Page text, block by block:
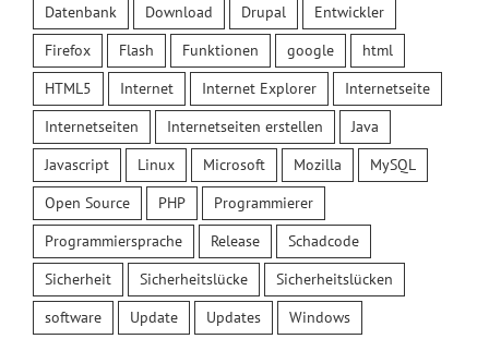
Datenbank
Download Drupal
Entwickler
Firefox
Flash Funktionen google
html
HTML5
Internet Internet Explorer
Internetseite
Internetseiten
Internetseiten erstellen
Java
Javascript
Linux Microsoft Mozilla
MySQL
Open Source
PHP
Programmierer
Programmiersprache
Release
Schadcode
Sicherheit
Sicherheitslücke
Sicherheitslücken
software
Update Updates Windows